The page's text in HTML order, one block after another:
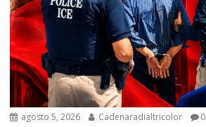
agosto 5, 2026 Cadenaradialtricolor 0